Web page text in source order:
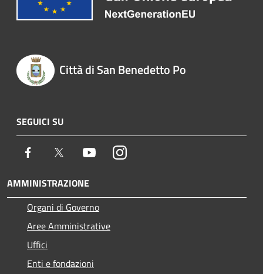
Città di San Benedetto Po
SEGUICI SU
Facebook Twitter YoutubeInstagram
AMMINISTRAZIONE
Organi di Governo
Aree Amministrative
Uffici
Enti e fondazioni